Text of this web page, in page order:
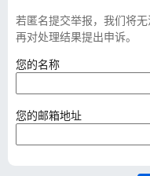
若匿名提交举报，我们将
再对处理结果提出申诉。
您的名称（
填
）
您的邮箱地址（
填